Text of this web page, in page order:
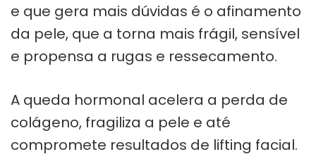
e que gera mais dúvidas é o afinamento
da pele, que a torna mais frágil, sensível
e propensa a rugas e ressecamento.
A queda hormonal acelera a perda de
colágeno, fragiliza a pele e até
compromete resultados de lifting facial.